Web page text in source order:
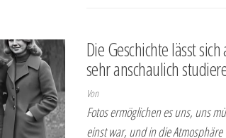
Die Geschichte lässt
sehr anschaulich
Von
Fotos ermöglichen es uns, uns
einst war, und in die Atmosphäre